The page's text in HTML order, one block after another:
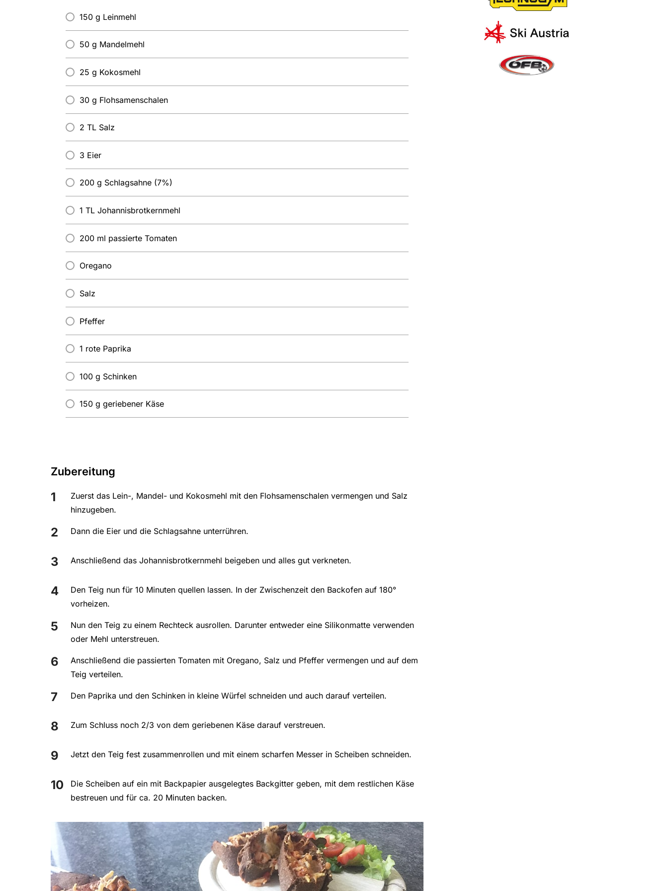
150 g Leinmehl
50 g Mandelmehl
25 g Kokosmehl
30 g Flohsamenschalen
2 TL Salz
3 Eier
200 g Schlagsahne (7%)
1 TL Johannisbrotkernmehl
200 ml passierte Tomaten
Oregano
Salz
Pfeffer
1 rote Paprika
100 g Schinken
150 g geriebener Käse
Zubereitung
Zuerst das Lein-, Mandel- und Kokosmehl mit den Flohsamenschalen vermengen und Salz
hinzugeben.
Dann die Eier und die Schlagsahne unterrühren.
Anschließend das Johannisbrotkernmehl beigeben und alles gut verkneten.
Den Teig nun für 10 Minuten quellen lassen. In der Zwischenzeit den Backofen auf 180°
vorheizen.
Nun den Teig zu einem Rechteck ausrollen. Darunter entweder eine Silikonmatte verwenden
oder Mehl unterstreuen.
Anschließend die passierten Tomaten mit Oregano, Salz und Pfeffer vermengen und auf dem
Teig verteilen.
Den Paprika und den Schinken in kleine Würfel schneiden und auch darauf verteilen.
Zum Schluss noch 2/3 von dem geriebenen Käse darauf verstreuen.
Jetzt den Teig fest zusammenrollen und mit einem scharfen Messer in Scheiben schneiden.
Die Scheiben auf ein mit Backpapier ausgelegtes Backgitter geben, mit dem restlichen Käse
bestreuen und für ca. 20 Minuten backen.